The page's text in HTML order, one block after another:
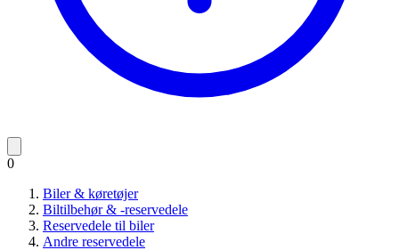
0
Biler & køretøjer
Biltilbehør & -reservedele
Reservedele til biler
Andre reservedele